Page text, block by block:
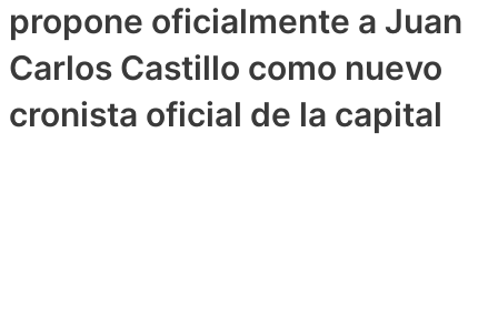
propone oficialmente a Juan
Carlos Castillo como nuevo
cronista oficial de la capital